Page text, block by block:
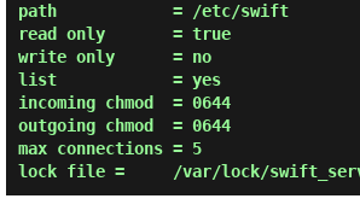
path            = /etc/swift
read only       = true
write only      = no
list            = yes
incoming chmod  = 0644
outgoing chmod  = 0644
max connections = 5